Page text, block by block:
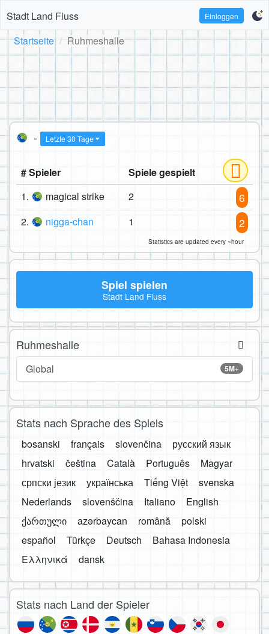
Stadt Land Fluss Einloggen
Startseite Ruhmeshalle
- Letzte 30 Tage
# Spieler
Spiele gespielt
1.
magical strike 2 6
2. nigga-chan 1 2
Statistics are updated every ~hour
Spiel spielen
Stadt Land Fluss
Ruhmeshalle
5M+
Global
Stats nach Sprache des Spiels
bosanski français slovenčina
русский язык
hrvatski
čeština Català Português
Magyar
српски језик
українська Tiếng Việt
svenska
Nederlands
slovenščina Italiano
English
ქართული
azərbaycan română
polski
español
Türkçe Deutsch
Bahasa Indonesia
Ελληνικά
dansk
Stats nach Land der Spieler